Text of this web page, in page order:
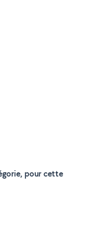
pour cette